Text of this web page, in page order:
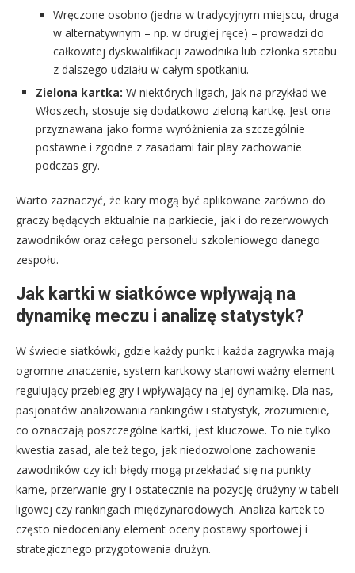
Wręczone osobno (jedna w tradycyjnym miejscu, druga
w alternatywnym – np. w drugiej ręce) – prowadzi do
całkowitej dyskwalifikacji zawodnika lub członka sztabu
z dalszego udziału w całym spotkaniu.
Zielona kartka: W niektórych ligach, jak na przykład we
Włoszech, stosuje się dodatkowo zieloną kartkę. Jest ona
przyznawana jako forma wyróżnienia za szczególnie
postawne i zgodne z zasadami fair play zachowanie
podczas gry.
Warto zaznaczyć, że kary mogą być aplikowane zarówno do
graczy będących aktualnie na parkiecie, jak i do rezerwowych
zawodników oraz całego personelu szkoleniowego danego
zespołu.
Jak kartki w siatkówce wpływają na
dynamikę meczu i analizę statystyk?
W świecie siatkówki, gdzie każdy punkt i każda zagrywka mają
ogromne znaczenie, system kartkowy stanowi ważny element
regulujący przebieg gry i wpływający na jej dynamikę. Dla nas,
pasjonatów analizowania rankingów i statystyk, zrozumienie,
co oznaczają poszczególne kartki, jest kluczowe. To nie tylko
kwestia zasad, ale też tego, jak niedozwolone zachowanie
zawodników czy ich błędy mogą przekładać się na punkty
karne, przerwanie gry i ostatecznie na pozycję drużyny w tabeli
ligowej czy rankingach międzynarodowych. Analiza kartek to
często niedoceniany element oceny postawy sportowej i
strategicznego przygotowania drużyn.